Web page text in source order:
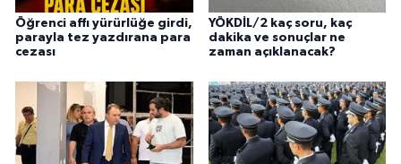
Öğrenci affı yürürlüğe girdi,
parayla tez yazdırana para
cezası
YÖKDİL/2 kaç soru, kaç
dakika ve sonuçlar ne
zaman açıklanacak?